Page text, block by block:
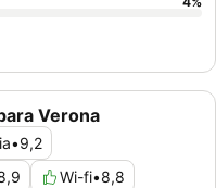
Verona
•9,2
Wi-fi•8,8